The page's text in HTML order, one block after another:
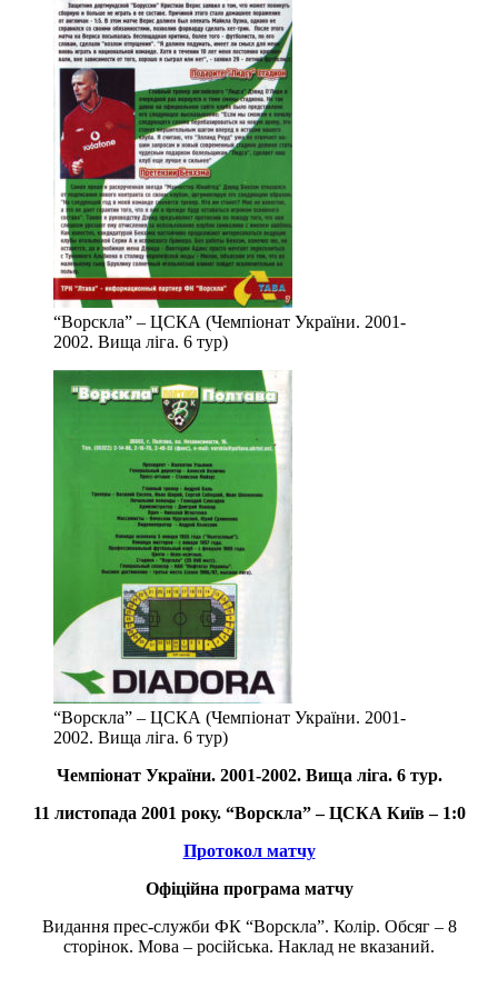
“Ворскла” – ЦСКА (Чемпіонат України. 2001-
2002. Вища ліга. 6 тур)
“Ворскла” – ЦСКА (Чемпіонат України. 2001-
2002. Вища ліга. 6 тур)
Чемпіонат України. 2001-2002. Вища ліга. 6 тур.
11 листопада 2001 року. “Ворскла” –ЦСКА Київ – 1:0
Протокол матчу
Офіційна програма матчу
Видання прес-служби ФК “Ворскла”. Колір. Обсяг – 8
сторінок. Мова – російська. Наклад не вказаний.